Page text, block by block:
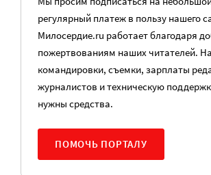
регулярный платеж в пользу нашего
Милосердие.ru работает благодаря
пожертвованиям наших читателей. На
командировки, съемки, зарплаты
журналистов и техническую
нужны средства.
ПОМОЧЬ ПОРТАЛУ